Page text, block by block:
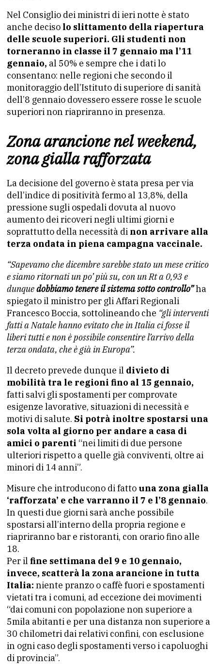
Nel Consiglio dei ministri di ieri notte è stato
anche deciso lo slittamento della riapertura
delle scuole superiori. Gli studenti non
torneranno in classe il 7 gennaio ma l’11
gennaio, al 50% e sempre che i dati lo
consentano: nelle regioni che secondo il
monitoraggio dell’Istituto di superiore di sanità
dell’8 gennaio dovessero essere rosse le scuole
superiori non riapriranno in presenza.
Zona arancione nel weekend,
zona gialla rafforzata
La decisione del governo è stata presa per via
dell’indice di positività fermo al 13,8%, della
pressione sugli ospedali dovuta al nuovo
aumento dei ricoveri negli ultimi giorni e
soprattutto della necessità di non arrivare alla
terza ondata in piena campagna vaccinale.
“Sapevamo che dicembre sarebbe stato un mese critico
e siamoritornati un po’ più su, con un Rt a 0,93 e
dunquedobbiamo tenere il sistema sotto controllo”ha
spiegato il ministro per gli Affari Regionali
Francesco Boccia, sottolineando che “gliinterventi
fatti a Natale hanno evitato che in Italia ci fosse il
liberi tutti e non è possibile consentire l’arrivo della
terza ondata, che è già in Europa”.
Il decreto prevede dunque il divieto di
mobilità tra le regioni fino al 15 gennaio,
fatti salvi gli spostamenti per comprovate
esigenze lavorative, situazioni di necessità e
motivi di salute. Si potrà inoltre spostarsi una
sola volta al giorno per andare a casa di
amici o parenti “nei limiti di due persone
ulteriori rispetto a quelle già conviventi, oltre ai
minori di 14 anni”.
Misure che introducono di fatto una zona gialla
‘rafforzata’ e che varranno il 7 e l’8 gennaio.
In questi due giorni sarà anche possibile
spostarsi all’interno della propria regione e
riapriranno bar e ristoranti, con orario fino alle
18.
Per il fine settimana del 9 e 10 gennaio,
invece, scatterà la zona arancione in tutta
Italia: niente pranzo o caffè fuori e spostamenti
vietati tra i comuni, ad eccezione dei movimenti
“dai comuni con popolazione non superiore a
5mila abitanti e per una distanza non superiore a
30 chilometri dai relativi confini, con esclusione
in ogni caso degli spostamenti verso i capoluoghi
di provincia”.